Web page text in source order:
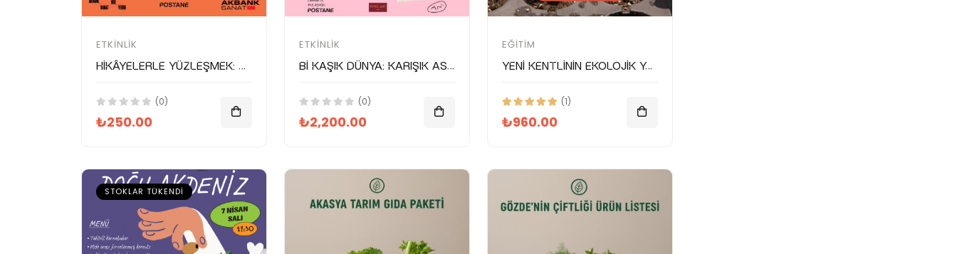
ETKINLIK
Hikâyelerle Yüzleşmek: Sinemada Kırılma Noktaları
(0)
₺250.00
ETKINLIK
Bi Kaşık Dünya: Karışık Asya Mutfağı
(0)
₺2,200.00
EĞITIM
Yeni Kentlinin Ekolojik Yaşam Rehberi
(1)
₺960.00
STOKLAR TÜKENDI